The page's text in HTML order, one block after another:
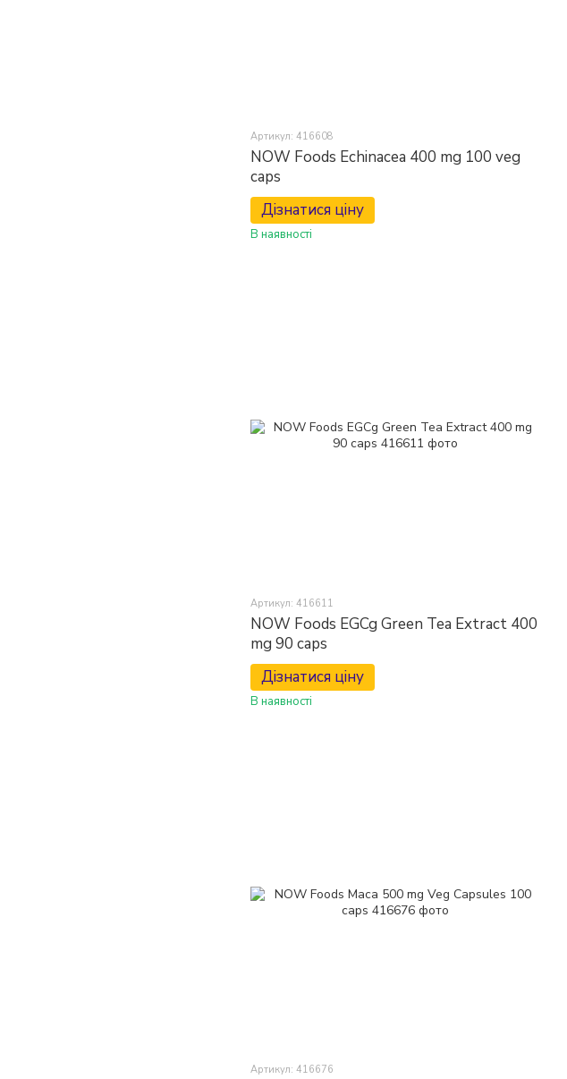
Артикул: 416608
NOW Foods Echinacea 400 mg 100 veg
caps
Дізнатися ціну
В наявності
Артикул: 416611
NOW Foods EGCg Green Tea Extract 400
mg 90 caps
Дізнатися ціну
В наявності
Артикул: 416676